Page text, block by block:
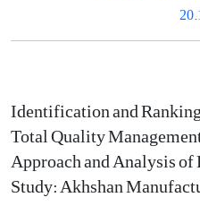
Identification and
Total Quality
Approach and Analysis
Study: Akhshan